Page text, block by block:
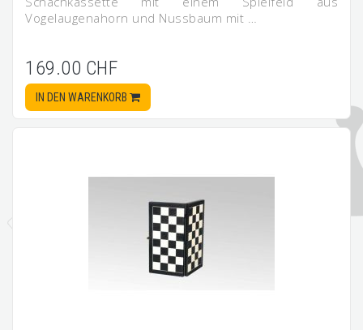
Vogelaugenahorn und Nussbaum mit …
169.00 CHF
IN DEN WARENKORB